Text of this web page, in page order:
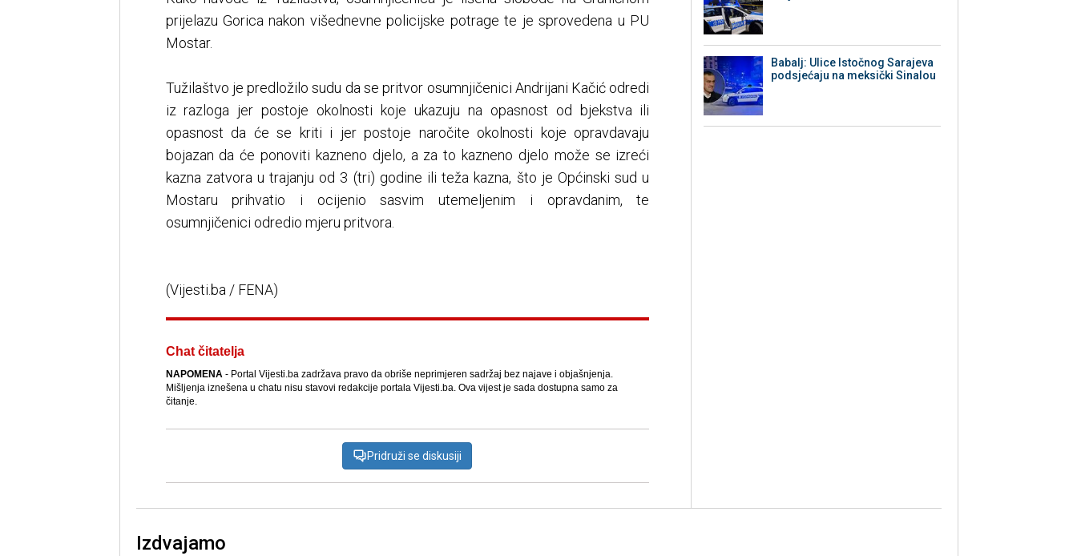
prijelazu Gorica nakon višednevne policijske potrage te je sprovedena u PU
Mostar.
Tužilaštvo je predložilo sudu da se pritvor osumnjičenici Andrijani Kačić odredi
iz razloga jer postoje okolnosti koje ukazuju na opasnost od bjekstva ili
opasnost da će se kriti i jer postoje naročite okolnosti koje opravdavaju
bojazan da će ponoviti kazneno djelo, a za to kazneno djelo može se izreći
kazna zatvora u trajanju od 3 (tri) godine ili teža kazna, što je Općinski sud u
Mostaru prihvatio i ocijenio sasvim utemeljenim i opravdanim, te
osumnjičenici odredio mjeru pritvora.
(Vijesti.ba / FENA)
Chat čitatelja
NAPOMENA- Portal Vijesti.ba zadržava pravo da obriše neprimjeren sadržaj bez najave i objašnjenja.
Mišljenja iznešena u chatu nisu stavovi redakcije portala Vijesti.ba. Ova vijest je sada dostupna samo za
čitanje.
Pridruži se diskusiji
Babalj: Ulice Istočnog Sarajeva
podsjećaju na meksički Sinalou
Izdvajamo